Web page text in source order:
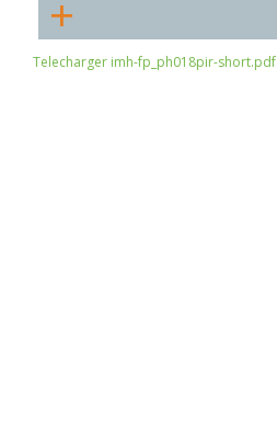
+
Telecharger imh-fp_ph018pir-short.pdf